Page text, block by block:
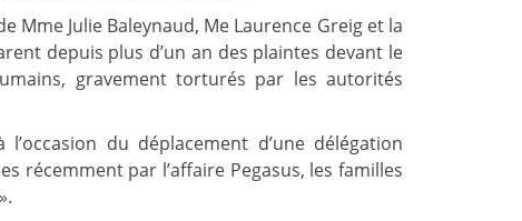
Mme Julie Baleynaud, Me Laurence Greig et la
depuis plus d’un an des plaintes devant le
gravement torturés par les autorités
du déplacement d’une délégation
récemment par l’affaire Pegasus, les familles